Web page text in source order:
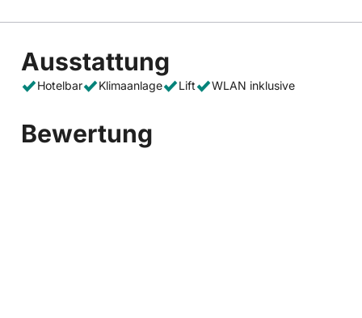
Ausstattung
Hotelbar Klimaanlage Lift WLAN inklusive
Bewertung